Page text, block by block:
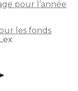
pour l’année
les fonds